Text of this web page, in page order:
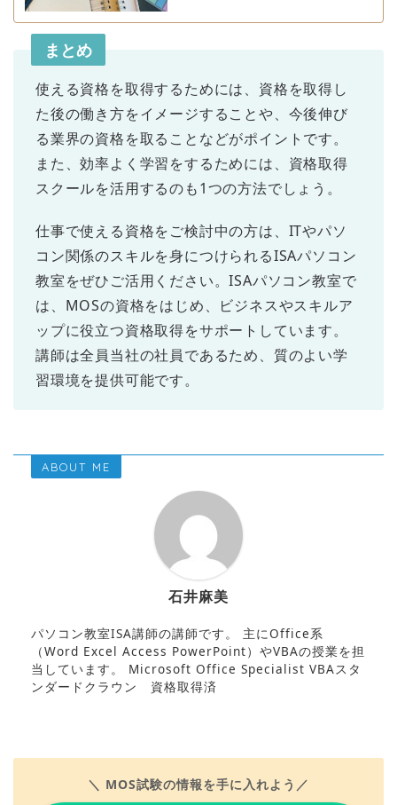
まとめ
使える資格を取得するためには、資格を取得し
た後の働き方をイメージすることや、今後伸び
る業界の資格を取ることなどがポイントです。
また、効率よく学習をするためには、資格取得
スクールを活用するのも1つの方法でしょう。
仕事で使える資格をご検討中の方は、ITやパソ
コン関係のスキルを身につけられるISAパソコン
教室をぜひご活用ください。ISAパソコン教室で
は、MOSの資格をはじめ、ビジネスやスキルア
ップに役立つ資格取得をサポートしています。
講師は全員当社の社員であるため、質のよい学
習環境を提供可能です。
ABOUT ME
石井麻美
パソコン教室ISA講師の講師です。 主にOffice系
（Word Excel Access PowerPoint）やVBAの授業を担
当しています。 Microsoft Office Specialist VBAスタ
ンダードクラウン 資格取得済
＼ MOS試験の情報を手に入れよう／